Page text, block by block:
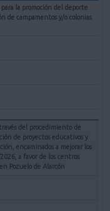
la promoción del deporte
de campamentos y/o colonias
del procedimiento de
de proyectos educativos y
encaminados a mejorar los
a favor de los centros
Pozuelo de Alarcón